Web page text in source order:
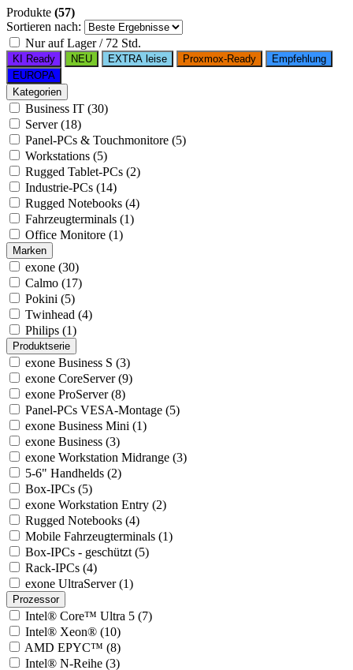
Produkte (57)
Sortieren nach:
Nur auf Lager / 72 Std.
KI Ready NEU EXTRA leise Proxmox-Ready
Empfehlung
EUROPA
Kategorien
Business IT (30)
Server (18)
Panel-PCs & Touchmonitore (5)
Workstations (5)
Rugged Tablet-PCs (2)
Industrie-PCs (14)
Rugged Notebooks (4)
Fahrzeugterminals (1)
Office Monitore (1)
Marken
exone (30)
Calmo (17)
Pokini (5)
Twinhead (4)
Philips (1)
Produktserie
exone Business S (3)
exone CoreServer (9)
exone ProServer (8)
Panel-PCs VESA-Montage (5)
exone Business Mini (1)
exone Business (3)
exone Workstation Midrange (3)
5-6" Handhelds (2)
Box-IPCs (5)
exone Workstation Entry (2)
Rugged Notebooks (4)
Mobile Fahrzeugterminals (1)
Box-IPCs - geschützt (5)
Rack-IPCs (4)
exone UltraServer (1)
Prozessor
Intel® Core™ Ultra 5 (7)
Intel® Xeon® (10)
AMD EPYC™ (8)
Intel® N-Reihe (3)